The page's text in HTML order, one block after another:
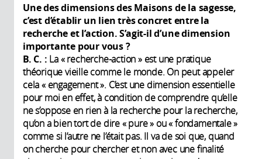
Une des dimensions des Maisons de la sagesse,
c’est d’établir un lien très concret entre la
recherche et l’action. S’agit-il d’une dimension
importante pour vous ?
B. C. : La « recherche-action » est une pratique
théorique vieille comme le monde. On peut appeler
cela « engagement ». C’est une dimension essentielle
pour moi en effet, à condition de comprendre qu’elle
ne s’oppose en rien à la recherche pour la recherche,
qu’on a bien tort de dire « pure » ou « fondamentale »
comme si l’autre ne l’était pas. Il va de soi que, quand
on cherche pour chercher et non avec une finalité